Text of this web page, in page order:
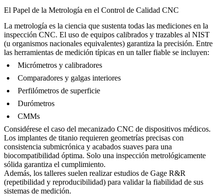
El Papel de la Metrología en el Control de Calidad CNC
La metrología es la ciencia que sustenta todas las mediciones en la
inspección CNC. El uso de equipos calibrados y trazables al NIST
(u organismos nacionales equivalentes) garantiza la precisión. Entre
las herramientas de medición típicas en un taller fiable se incluyen:
Micrómetros y calibradores
Comparadores y galgas interiores
Perfilómetros de superficie
Durómetros
CMMs
Considérese el caso del mecanizado CNC de dispositivos médicos.
Los implantes de titanio requieren geometrías precisas con
consistencia submicrónica y acabados suaves para una
biocompatibilidad óptima. Solo una inspección metrológicamente
sólida garantiza el cumplimiento.
Además, los talleres suelen realizar estudios de Gage R&R
(repetibilidad y reproducibilidad) para validar la fiabilidad de sus
sistemas de medición.